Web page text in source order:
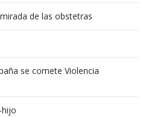
de las obstetras
se comete Violencia
hijo